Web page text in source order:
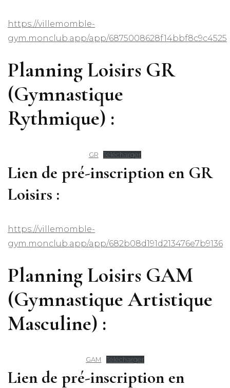
https://villemomble-
gym.monclub.app/app/6875008628f14bbf8c9c4525
Planning Loisirs GR
(Gymnastique
Rythmique) :
GR Télécharger
Lien de pré-inscription en GR
Loisirs :
https://villemomble-
gym.monclub.app/app/682b08d191d213476e7b9136
Planning Loisirs GAM
(Gymnastique Artistique
Masculine) :
GAM Télécharger
Lien de pré-inscription en